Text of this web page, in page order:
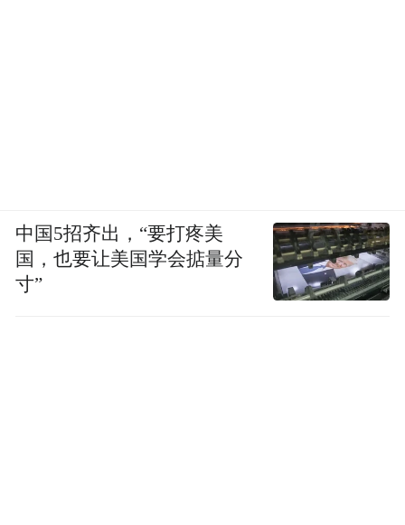
中国5招齐出，“要打疼美
国，也要让美国学会掂量分
寸”